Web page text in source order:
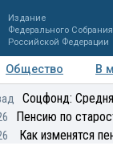
Издание
Федерального Собрания
Российской Федерации
Общество В
Регионы
Соцфонд:
Пенсию по
Как изменятся